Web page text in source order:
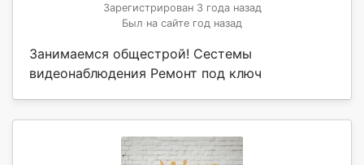
Зарегистрирован 3 года назад
Был на сайте год назад
Занимаемся общестрой! Сестемы
видеонаблюдения Ремонт под ключ